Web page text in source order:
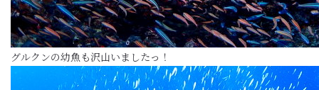
グルクンの幼魚も沢山いましたっ！